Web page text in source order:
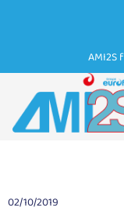
AMI2S
02/10/2019